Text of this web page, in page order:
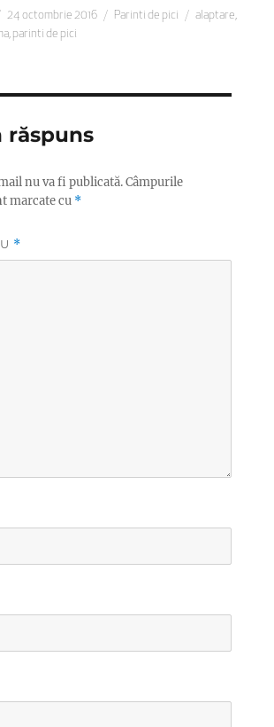
Publicat
pe
24 octombrie 2016 Categorii
Parinti de pici Etichete
alaptare,
, parinti de pici
răspuns
nu va fi publicată.Câmpurile
marcate cu *
*